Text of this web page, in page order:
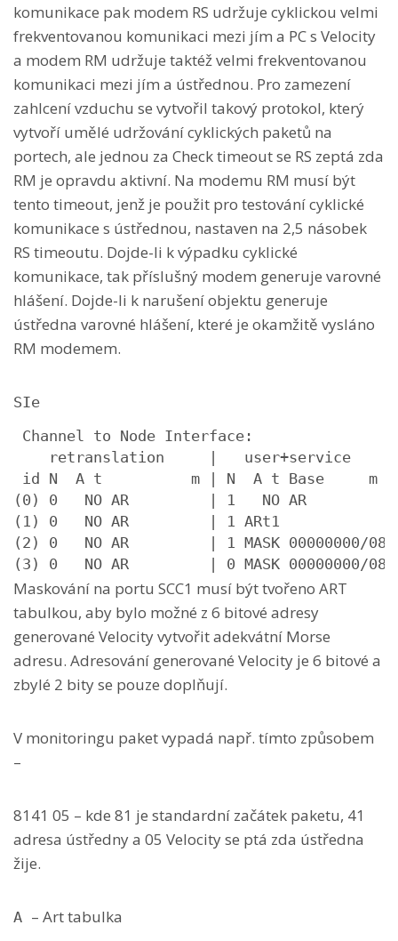
komunikace pak modem RS udržuje cyklickou velmi
frekventovanou komunikaci mezi jím a PC s Velocity
a modem RM udržuje taktéž velmi frekventovanou
komunikaci mezi jím a ústřednou. Pro zamezení
zahlcení vzduchu se vytvořil takový protokol, který
vytvoří umělé udržování cyklických paketů na
portech, ale jednou za Check timeout se RS zeptá zda
RM je opravdu aktivní. Na modemu RM musí být
tento timeout, jenž je použit pro testování cyklické
komunikace s ústřednou, nastaven na 2,5 násobek
RS timeoutu. Dojde-li k výpadku cyklické
komunikace, tak příslušný modem generuje varovné
hlášení. Dojde-li k narušení objektu generuje
ústředna varovné hlášení, které je okamžitě vysláno
RM modemem.
SIe
Channel to Node Interface:
retranslation     |   user+service
id N  A t          m | N  A t Base     m
(0) 0   NO AR         | 1   NO AR          ON
(1) 0   NO AR         | 1 ARt1             ON
(2) 0   NO AR         | 1 MASK 00000000/08
(3) 0   NO AR         | 0 MASK 00000000/08
Maskování na portu SCC1 musí být tvořeno ART
tabulkou, aby bylo možné z 6 bitové adresy
generované Velocity vytvořit adekvátní Morse
adresu. Adresování generované Velocity je 6 bitové a
zbylé 2 bity se pouze doplňují.
V monitoringu paket vypadá např. tímto způsobem
–
8141 05 – kde 81 je standardní začátek paketu, 41
adresa ústředny a 05 Velocity se ptá zda ústředna
žije.
A – Art tabulka